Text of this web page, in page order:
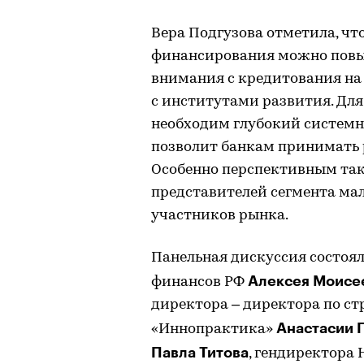
Вера Подгузова отметила,
финансирования можно
внимания с кредитования
с институтами развития.
необходим глубокий
позволит банкам принимать
Особенно перспективным
представителей сегмента
участников рынка.
Панельная дискуссия
финансов РФ Алексея
директора – директора по
«Иннопрактика» Анастасии
Павла Титова, гендиректора